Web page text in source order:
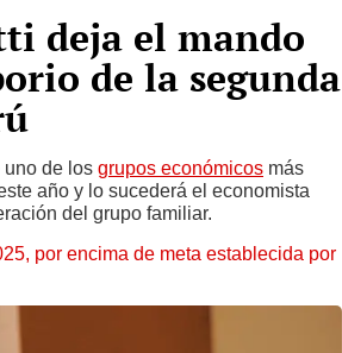
deja el mando
de la segunda
uno de los grupos económicos más
año y lo sucederá el economista
del grupo familiar.
por encima de meta establecida por